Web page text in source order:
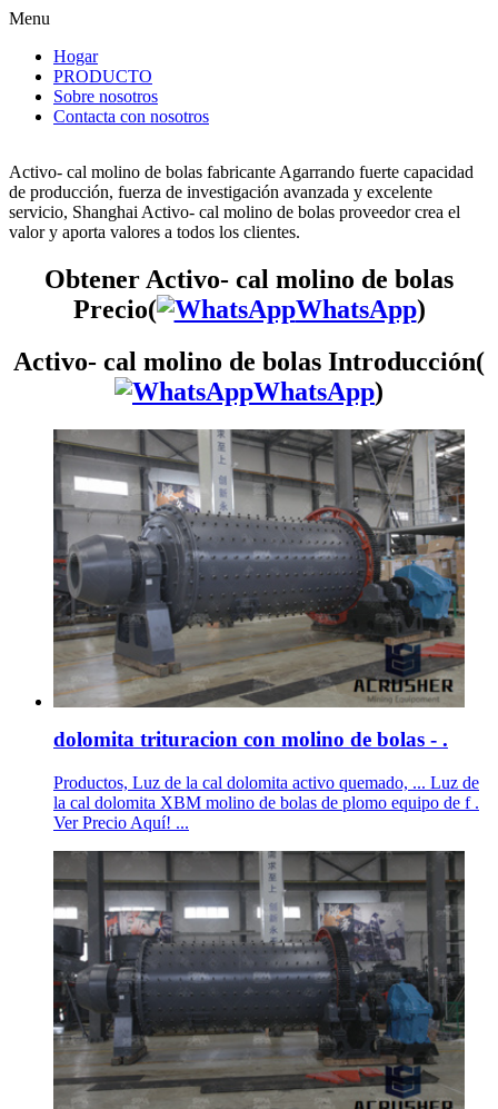
Menu
Hogar
PRODUCTO
Sobre nosotros
Contacta con nosotros
Activo- cal molino de bolas fabricante Agarrando fuerte capacidad
de producción, fuerza de investigación avanzada y excelente
servicio, Shanghai Activo- cal molino de bolas proveedor crea el
valor y aporta valores a todos los clientes.
Obtener Activo- cal molino de bolas
Precio(
WhatsApp)
Activo- cal molino de bolas Introducción(
WhatsApp)
dolomita trituracion con molino de bolas - .
Productos, Luz de la cal dolomita activo quemado, ... Luz de
la cal dolomita XBM molino de bolas de plomo equipo de f .
Ver Precio Aquí! ...